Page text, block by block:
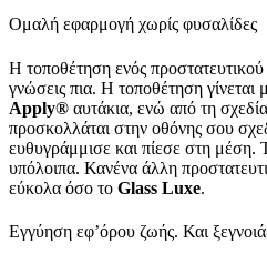
Ομαλή εφαρμογή χωρίς φυσαλίδες
Η τοποθέτηση ενός προστατευτικού
γνώσεις πια. Η τοποθέτηση γίνεται
Apply® αυτάκια, ενώ από τη
προσκολλάται στην οθόνης σου
ευθυγράμμισε και πίεσε στη μέση.
υπόλοιπα. Κανένα άλλη
εύκολα όσο το Glass Luxe.
Εγγύηση εφ’όρου ζωής. Και